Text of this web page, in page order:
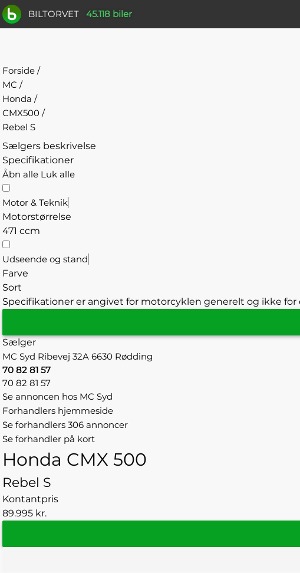
BILTORVET 45.118 biler
Forside /
MC /
Honda /
CMX500 /
Rebel S
Sælgers beskrivelse
Specifikationer
Åbn alle Luk alle
Motor & Teknik
Motorstørrelse
471 ccm
Udseende og stand
Farve
Sort
Specifikationer er angivet for motorcyklen generelt og ikke
Sælger
MC Syd Ribevej 32A 6630 Rødding
70 82 81 57
70 82 81 57
Se annoncen hos MC Syd
Forhandlers hjemmeside
Se forhandlers 306 annoncer
Se forhandler på kort
Honda CMX 500
Rebel S
Kontantpris
89.995 kr.